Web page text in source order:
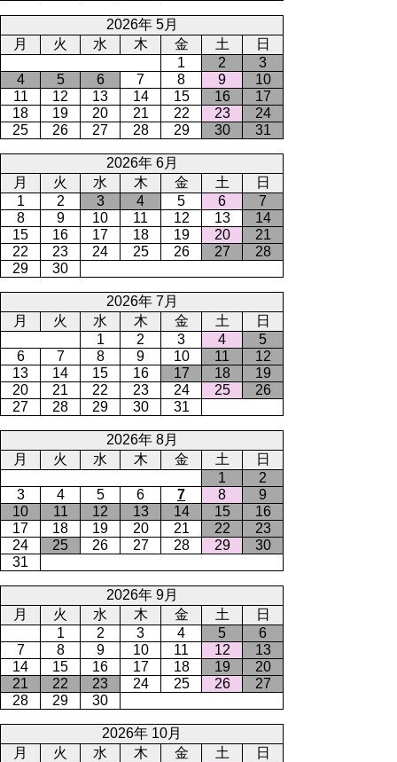
2026年 5月
月
火 水 木 金 土
日
1
2
3
4
5 6 7 8 9
10
11
12 13 14 15 16
17
18
19 20 21 22 23
24
25
26 27 28 29 30 31
2026年 6月
月
火 水 木 金 土
日
1
2 3 4 5 6
7
8
9 10 11 12 13
14
15
16 17 18 19 20
21
22
23 24 25 26 27
28
29
30
2026年 7月
月
火 水 木 金 土
日
1
2 3 4
5
6
7 8 9 10 11
12
13
14 15 16 17 18
19
20
21 22 23 24 25
26
27
28 29 30 31
2026年 8月
月
火 水 木 金 土
日
1
2
3
4 5 6 7 8
9
10
11 12 13 14 15
16
17
18 19 20 21 22
23
24
25 26 27 28 29
30
31
2026年 9月
月
火 水 木 金 土
日
1
2 3 4 5
6
7
8 9 10 11 12
13
14
15 16 17 18 19
20
21
22 23 24 25 26
27
28
29 30
2026年 10月
月
火 水 木 金 土
日